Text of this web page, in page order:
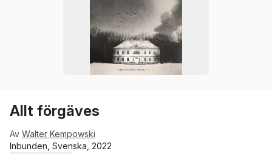
Allt förgäves
Av Walter Kempowski
Inbunden, Svenska, 2022